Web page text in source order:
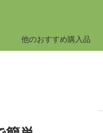
他のおすすめ購入品